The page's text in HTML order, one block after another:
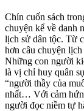
Chín cuốn sách
chuyện kể về danh
lịch sử dân tộc. Từ
hơn câu chuyện
Những con người
là vị chỉ huy quân
“người thầy của
nhất… Với cảm
người đọc niềm tự